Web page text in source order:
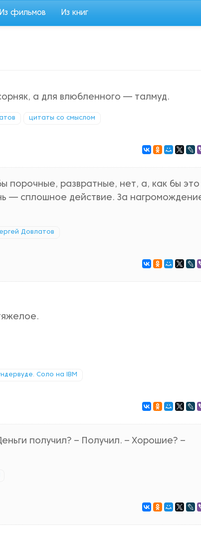
Из фильмов Из книг
а для влюбленного — талмуд.
цитаты со смыслом
порочные, развратные, нет, а, как бы это
— сплошное действие. За
Довлатов
Соло на IBM
получил? – Получил. – Хорошие? –